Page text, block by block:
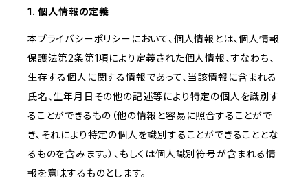
1. 個人情報の定義
本プライバシーポリシーにおいて、個人情報とは、個人情報
保護法第2条第1項により定義された個人情報、すなわち、
生存する個人に関する情報であって、当該情報に含まれる
氏名、生年月日その他の記述等により特定の個人を識別す
ることができるもの（他の情報と容易に照合することがで
き、それにより特定の個人を識別することができることとな
るものを含みます。）、もしくは個人識別符号が含まれる情
報を意味するものとします。